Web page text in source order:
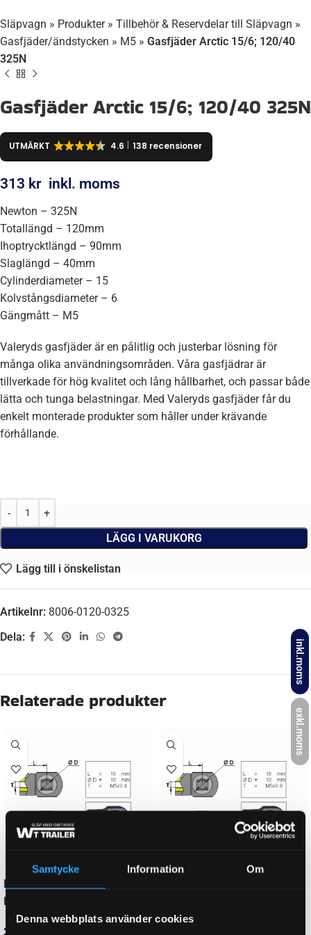
Samtycke Information Om
Denna webbplats använder cookies
inkl.moms
exkl.moms
Släpvagn » Produkter» Tillbehör & Reservdelar till Släpvagn »
Gasfjäder/ändstycken » M5 » Gasfjäder Arctic 15/6; 120/40
325N
Gasfjäder Arctic 15/6; 120/40 325N
UTMÄRKT 4.6 138 recensioner
313 kr inkl. moms
Newton – 325N
Totallängd – 120mm
Ihoptrycktlängd – 90mm
Slaglängd – 40mm
Cylinderdiameter – 15
Kolvstångsdiameter – 6
Gängmått – M5
Valeryds gasfjäder är en pålitlig och justerbar lösning för
många olika användningsområden. Våra gasfjädrar är
tillverkade för hög kvalitet och lång hållbarhet, och passar både
lätta och tunga belastningar. Med Valeryds gasfjäder får du
enkelt monterade produkter som håller under krävande
förhållande.
LÄGG I VARUKORG
Lägg till i önskelistan
Artikelnr: 8006-0120-0325
Dela:
Beskrivning
325 N
GÄNGMÅTT FÖR GASFJÄDER
LÄNGD (GASFJÄDER/ÄNDSTYCKE) 120 mm